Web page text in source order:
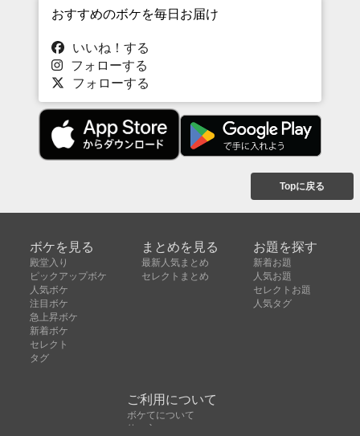
おすすめのボケを毎日お届け
いいね！する
フォローする
フォローする
Topに戻る
ボケを見る
殿堂入り
ピックアップボケ
人気ボケ
注目ボケ
急上昇ボケ
新着ボケ
セレクト
タグ
まとめを見る
最新人気まとめ
セレクトまとめ
お題を探す
新着お題
人気お題
セレクトお題
人気タグ
ご利用について
ボケてについて
使い方